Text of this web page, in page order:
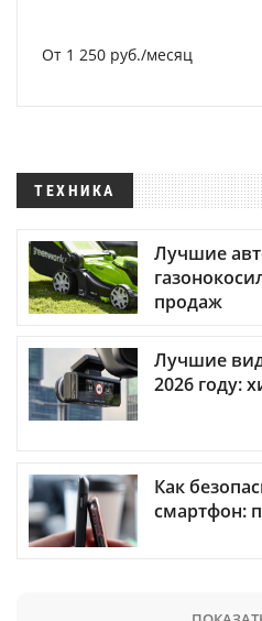
От 1 250 руб./месяц
ТЕХНИКА
Лучшие
продаж
Лучшие
2026 году:
Как
смартфон: